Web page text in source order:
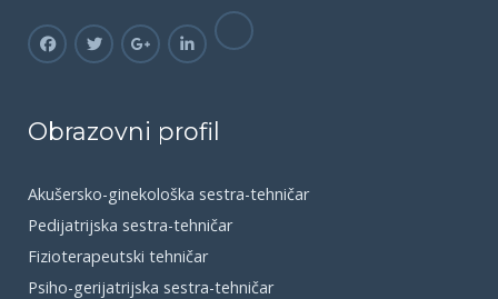
Obrazovni profil
Akušersko-ginekološka sestra-tehničar
Pedijatrijska sestra-tehničar
Fizioterapeutski tehničar
Psiho-gerijatrijska sestra-tehničar